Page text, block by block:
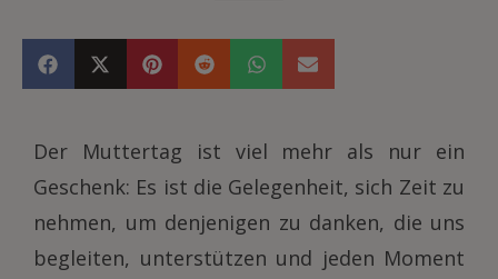
Der Muttertag ist viel mehr als nur ein
Geschenk: Es ist die Gelegenheit, sich Zeit zu
nehmen, um denjenigen zu danken, die uns
begleiten, unterstützen und jeden Moment